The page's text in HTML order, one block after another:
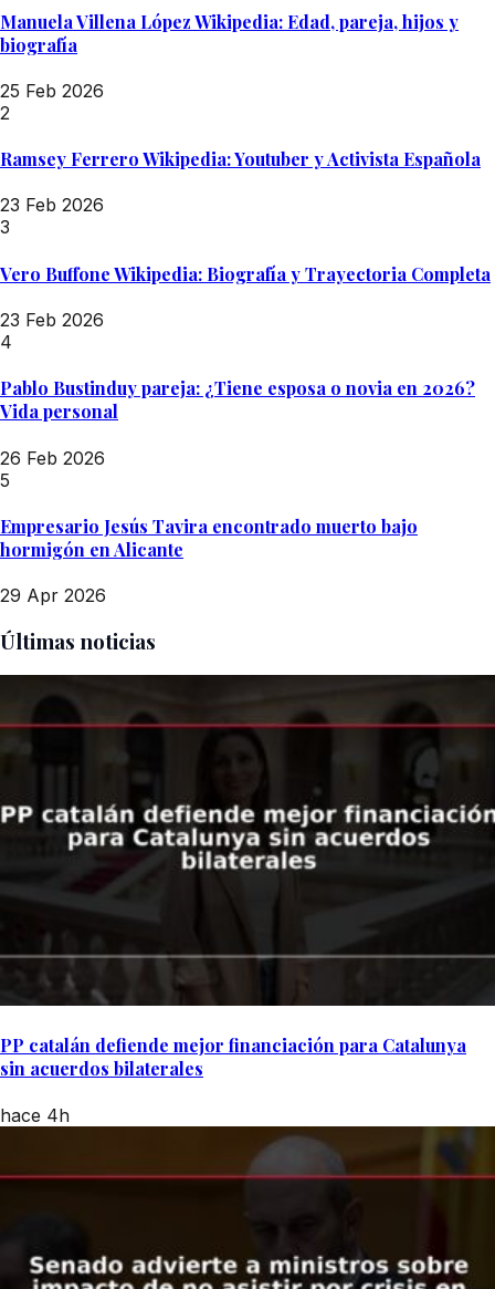
Manuela Villena López Wikipedia: Edad, pareja, hijos y
biografía
25 Feb 2026
2
Ramsey Ferrero Wikipedia: Youtuber y Activista Española
23 Feb 2026
3
Vero Buffone Wikipedia: Biografía y Trayectoria Completa
23 Feb 2026
4
Pablo Bustinduy pareja: ¿Tiene esposa o novia en 2026?
Vida personal
26 Feb 2026
5
Empresario Jesús Tavira encontrado muerto bajo
hormigón en Alicante
29 Apr 2026
Últimas noticias
PP catalán defiende mejor financiación para Catalunya
sin acuerdos bilaterales
hace 4h